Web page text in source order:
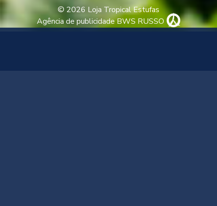
© 2026 Loja Tropical Estufas
Agência de publicidade BWS RUSSO